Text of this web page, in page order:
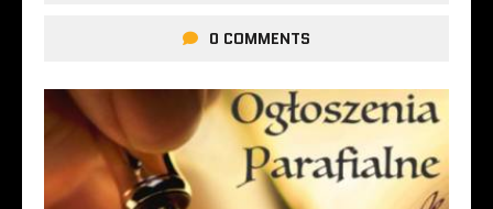
0 COMMENTS